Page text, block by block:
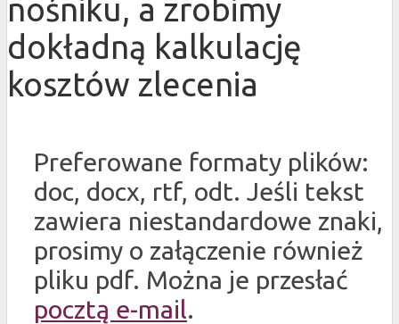
nośniku, a zrobimy
dokładną kalkulację
kosztów zlecenia
Preferowane formaty plików:
doc, docx, rtf, odt. Jeśli tekst
zawiera niestandardowe znaki,
prosimy o załączenie również
pliku pdf. Można je przesłać
pocztą e-mail.